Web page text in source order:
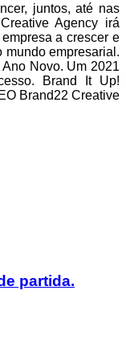
juntos, até nas
Agency irá
a crescer e
mundo empresarial.
Novo. Um 2021
Brand It Up!
Brand22 Creative
partida.